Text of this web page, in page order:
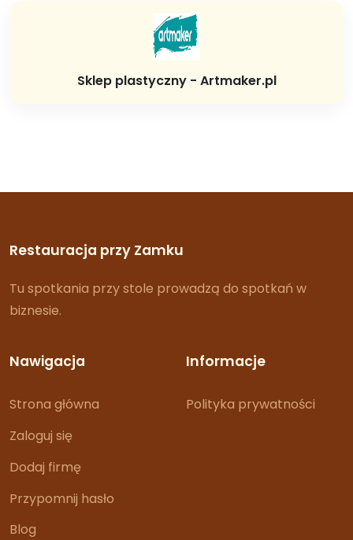
Sklep plastyczny - Artmaker.pl
Restauracja przy Zamku
Tu spotkania przy stole prowadzą do spotkań w
biznesie.
Nawigacja
Strona główna
Zaloguj się
Dodaj firmę
Przypomnij hasło
Blog
Informacje
Polityka prywatności